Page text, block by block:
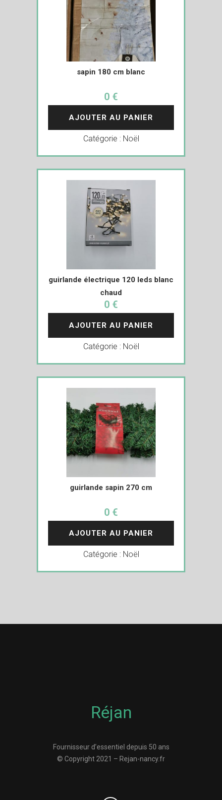
sapin 180 cm blanc
0 €
AJOUTER AU PANIER
Catégorie : Noël
guirlande électrique 120 leds blanc
chaud
0 €
AJOUTER AU PANIER
Catégorie : Noël
guirlande sapin 270 cm
0 €
AJOUTER AU PANIER
Catégorie : Noël
Réjan
Fournisseur d’essentiel depuis 50 ans
© Copyright 2021 – Rejan-nancy.fr